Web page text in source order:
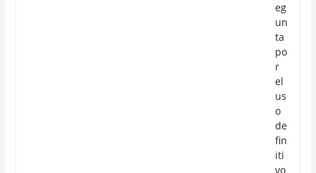
eg
un
ta
po
r
el
us
o
de
fin
iti
vo